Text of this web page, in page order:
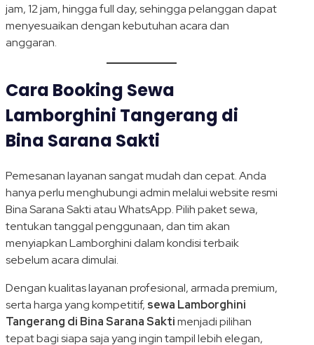
jam, 12 jam, hingga full day, sehingga pelanggan dapat
menyesuaikan dengan kebutuhan acara dan
anggaran.
Cara Booking Sewa
Lamborghini Tangerang di
Bina Sarana Sakti
Pemesanan layanan sangat mudah dan cepat. Anda
hanya perlu menghubungi admin melalui website resmi
Bina Sarana Sakti atau WhatsApp. Pilih paket sewa,
tentukan tanggal penggunaan, dan tim akan
menyiapkan Lamborghini dalam kondisi terbaik
sebelum acara dimulai.
Dengan kualitas layanan profesional, armada premium,
serta harga yang kompetitif, sewa Lamborghini
Tangerang di Bina Sarana Saktimenjadi pilihan
tepat bagi siapa saja yang ingin tampil lebih elegan,